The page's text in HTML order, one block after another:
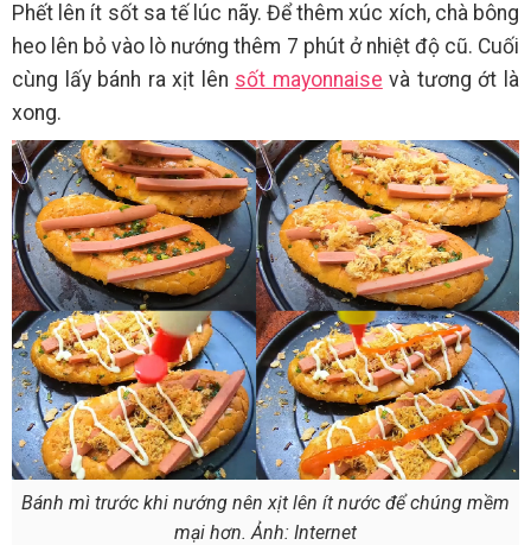
Phết lên ít sốt sa tế lúc nãy. Để thêm xúc xích, chà bông
heo lên bỏ vào lò nướng thêm 7 phút ở nhiệt độ cũ. Cuối
cùng lấy bánh ra xịt lên sốt mayonnaise và tương ớt là
xong.
Bánh mì trước khi nướng nên xịt lên ít nước để chúng mềm
mại hơn. Ảnh: Internet